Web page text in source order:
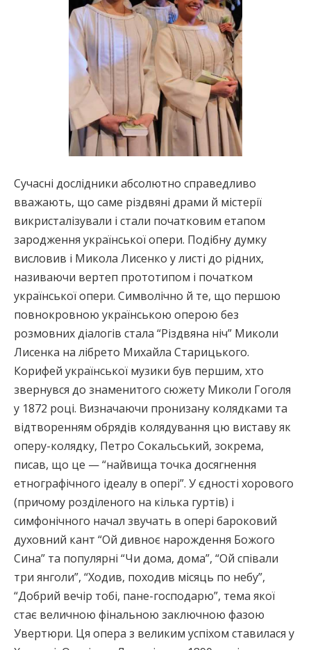
Сучасні дослідники абсолютно справедливо
вважають, що саме різдвяні драми й містерії
викристалізували і стали початковим етапом
зародження української опери. Подібну думку
висловив і Микола Лисенко у листі до рідних,
називаючи вертеп прототипом і початком
української опери. Символічно й те, що першою
повнокровною українською оперою без
розмовних діалогів стала “Різдвяна ніч” Миколи
Лисенка на лібрето Михайла Старицького.
Корифей української музики був першим, хто
звернувся до знаменитого сюжету Миколи Гоголя
у 1872 році. Визначаючи пронизану колядками та
відтворенням обрядів колядування цю виставу як
оперу-колядку, Петро Сокальський, зокрема,
писав, що це — “найвища точка досягнення
етнографічного ідеалу в опері”. У єдності хорового
(причому розділеного на кілька гуртів) і
симфонічного начал звучать в опері бароковий
духовний кант “Ой дивноє нарождення Божого
Сина” та популярні “Чи дома, дома”, “Ой співали
три янголи”, “Ходив, походив місяць по небу”,
“Добрий вечір тобі, пане-господарю”, тема якої
стає величною фінальною заключною фазою
Увертюри. Ця опера з великим успіхом ставилася у